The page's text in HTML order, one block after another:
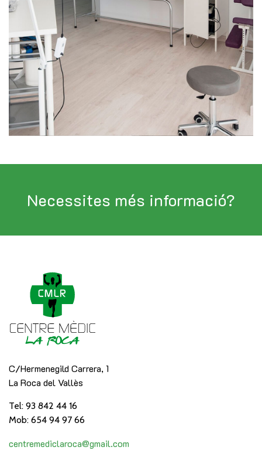
Necessites més informació?
C/Hermenegild Carrera, 1
La Roca del Vallès
Tel: 93 842 44 16
Mob: 654 94 97 66
centremediclaroca@gmail.com